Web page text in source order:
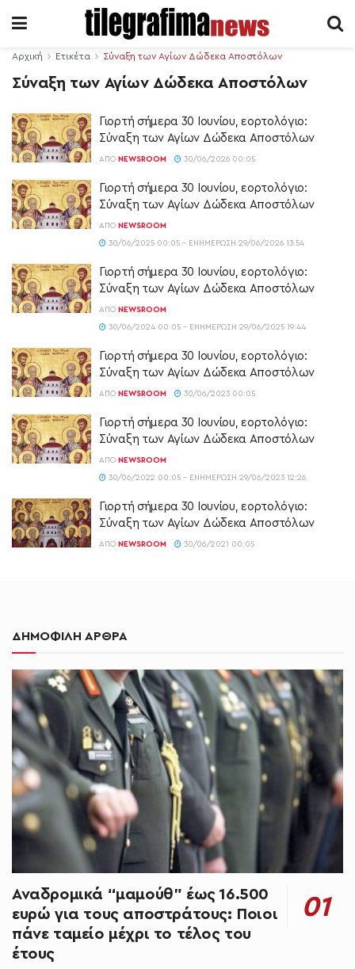
Αρχική Ετικέτα Σύναξη των Αγίων Δώδεκα Αποστόλων
Σύναξη των Αγίων Δώδεκα Αποστόλων
Γιορτή σήμερα 30 Ιουνίου, εορτολόγιο:
Σύναξη των Αγίων Δώδεκα Αποστόλων
ΑΠΌ NEWSROOM 30/06/2026 00:05
Γιορτή σήμερα 30 Ιουνίου, εορτολόγιο:
Σύναξη των Αγίων Δώδεκα Αποστόλων
ΑΠΌ NEWSROOM
30/06/2025 00:05 - ΕΝΗΜΈΡΩΣΗ 29/06/2026 13:54
Γιορτή σήμερα 30 Ιουνίου, εορτολόγιο:
Σύναξη των Αγίων Δώδεκα Αποστόλων
ΑΠΌ NEWSROOM
30/06/2024 00:05 - ΕΝΗΜΈΡΩΣΗ 29/06/2025 19:44
Γιορτή σήμερα 30 Ιουνίου, εορτολόγιο:
Σύναξη των Αγίων Δώδεκα Αποστόλων
ΑΠΌ NEWSROOM 30/06/2023 00:05
Γιορτή σήμερα 30 Ιουνίου, εορτολόγιο:
Σύναξη των Αγίων Δώδεκα Αποστόλων
ΑΠΌ NEWSROOM
30/06/2022 00:05 - ΕΝΗΜΈΡΩΣΗ 29/06/2023 12:26
Γιορτή σήμερα 30 Ιουνίου, εορτολόγιο:
Σύναξη των Αγίων Δώδεκα Αποστόλων
ΑΠΌ NEWSROOM 30/06/2021 00:05
ΔΗΜΟΦΙΛΗ ΑΡΘΡΑ
Αναδρομικά “μαμούθ” έως 16.500
ευρώ για τους αποστράτους: Ποιοι
πάνε ταμείο μέχρι το τέλος του
έτους